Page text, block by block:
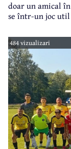
doar un amical
se într-un joc
484 vizualizari